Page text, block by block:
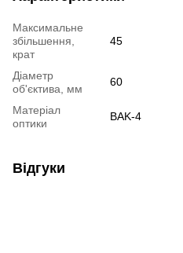
Максимальне
збільшення,
крат
45
Діаметр
об'єктива, мм
60
Матеріал
оптики
BAK-4
Відгуки